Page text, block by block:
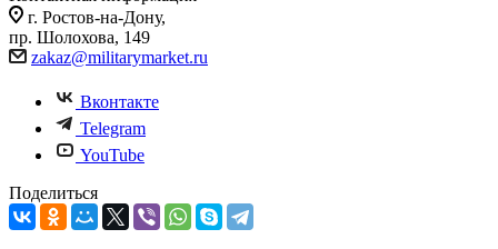
г. Ростов-на-Дону,
пр. Шолохова, 149
zakaz@militarymarket.ru
Вконтакте
Telegram
YouTube
Поделиться